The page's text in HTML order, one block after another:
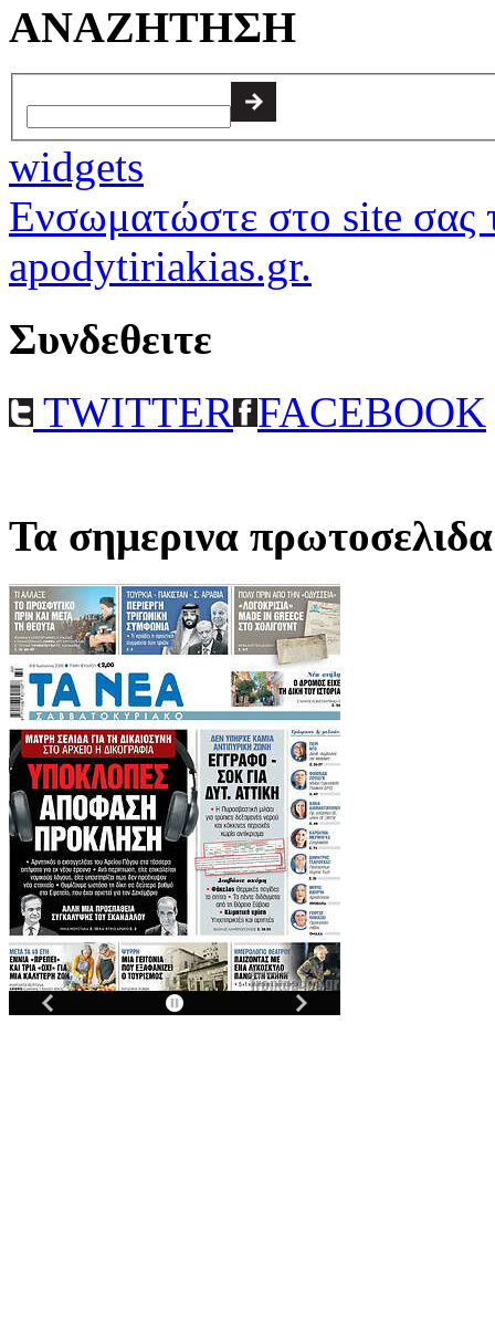
ΑΝΑΖΗΤΗΣΗ
widgets
Ενσωματώστε στο site σας
apodytiriakias.gr.
Συνδεθειτε
TWITTER FACEBOOK
Τα σημερινα πρωτοσελιδα